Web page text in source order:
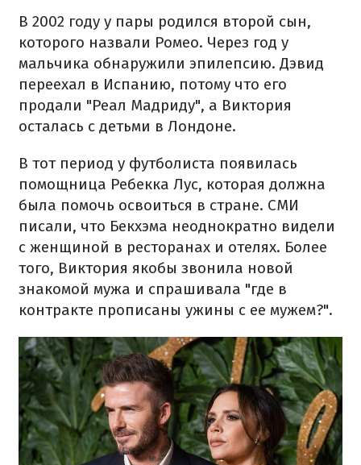
В 2002 году у пары родился второй сын,
которого назвали Ромео. Через год у
мальчика обнаружили эпилепсию. Дэвид
переехал в Испанию, потому что его
продали "Реал Мадриду", а Виктория
осталась с детьми в Лондоне.
В тот период у футболиста появилась
помощница Ребекка Лус, которая должна
была помочь освоиться в стране. СМИ
писали, что Бекхэма неоднократно видели
с женщиной в ресторанах и отелях. Более
того, Виктория якобы звонила новой
знакомой мужа и спрашивала "где в
контракте прописаны ужины с ее мужем?".